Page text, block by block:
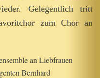
Gelegentlich tritt
zum Chor an
an Liebfrauen
Bernhard